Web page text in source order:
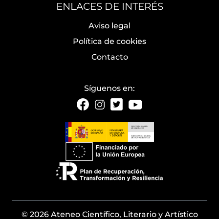
ENLACES DE INTERÉS
Aviso legal
Política de cookies
Contacto
Síguenos en:
© 2026 Ateneo Científico, Literario y Artístico